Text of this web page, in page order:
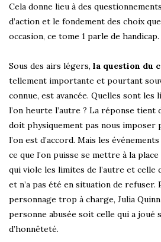
Cela donne lieu à des
d’action et le fondement des choix
occasion, ce tome 1 parle de handicap.
Sous des airs légers, la question du
tellement importante et pourtant
connue, est avancée. Quelles sont les
l’on heurte l’autre ? La réponse tient
doit physiquement pas nous imposer
l’on est d’accord. Mais les
ce que l’on puisse se mettre à la
qui viole les limites de l’autre et celle
et n’a pas été en situation de
personnage trop à charge, Julia
personne abusée soit celle qui a joué
d’honnêteté.